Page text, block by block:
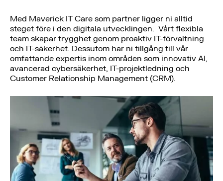
Med Maverick IT Care som partner ligger ni alltid
steget före i den digitala utvecklingen. Vårt flexibla
team skapar trygghet genom proaktiv IT-förvaltning
och IT-säkerhet. Dessutom har ni tillgång till vår
omfattande expertis inom områden som innovativ AI,
avancerad cybersäkerhet, IT-projektledning och
Customer Relationship Management (CRM).